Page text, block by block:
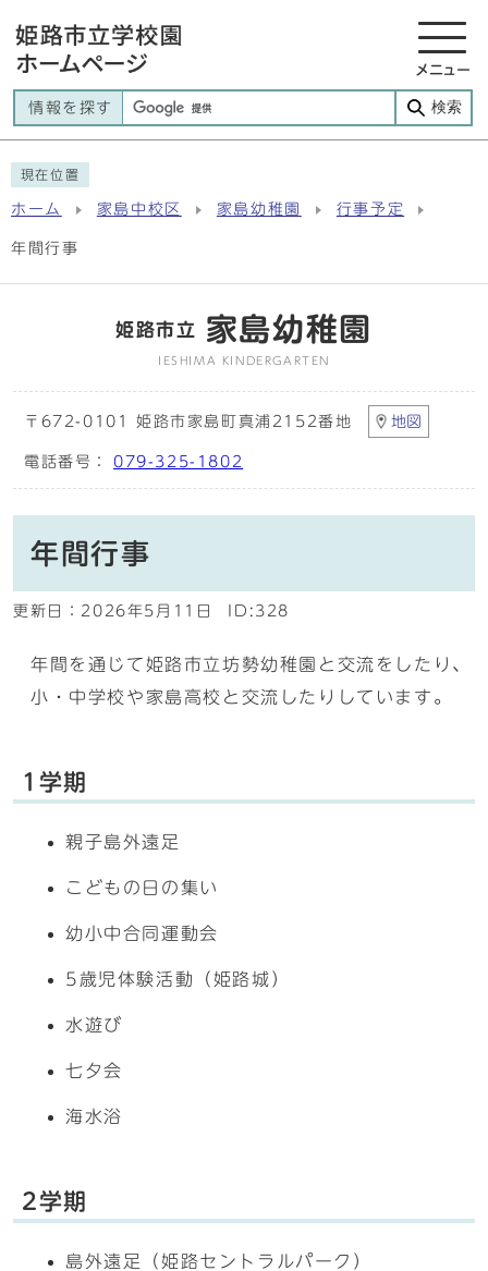
メニュー
情報を探す 検索
現在位置
ホーム 家島中校区 家島幼稚園 行事予定
年間行事
姫路市立 家島幼稚園
IESHIMA KINDERGARTEN
〒672-0101 姫路市家島町真浦2152番地 地図
電話番号： 079-325-1802
年間行事
更新日： 2026年5月11日 ID:328
年間を通じて姫路市立坊勢幼稚園と交流をしたり、
小・中学校や家島高校と交流したりしています。
1学期
親子島外遠足
こどもの日の集い
幼小中合同運動会
5歳児体験活動（姫路城）
水遊び
七夕会
海水浴
2学期
島外遠足（姫路セントラルパーク）